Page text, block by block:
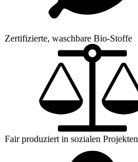
Zertifizierte, waschbare Bio-Stoffe
Fair produziert in sozialen Projekten